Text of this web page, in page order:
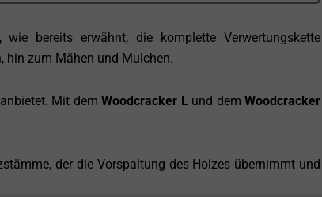
bereits erwähnt, die komplette Verwertungskette
hin zum Mähen und Mulchen.
anbietet. Mit demWoodcracker Lund demWoodcracker
der die Vorspaltung des Holzes übernimmt und